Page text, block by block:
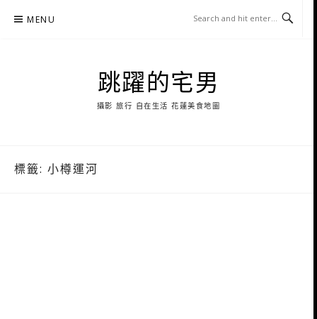
MENU
跳躍的宅男
攝影 旅行 自在生活 花蓮美食地圖
標籤: 小樽運河